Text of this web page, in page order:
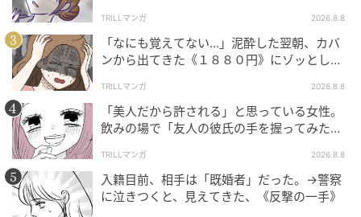
TRILLマンガ 2026.8.8
「なにも覚えてない…」泥酔した翌朝、カバ
ンから出てきた《１８８０円》にゾッとした
TRILLマンガ 2026.8.8
「美人だから許される」と思っている女性。
飲みの場で「友人の彼氏の手を握ってみた」
TRILLマンガ 2026.8.8
入籍目前、相手は「既婚者」だった。→警察
に泣きつくと、見えてきた、《反撃の一手》